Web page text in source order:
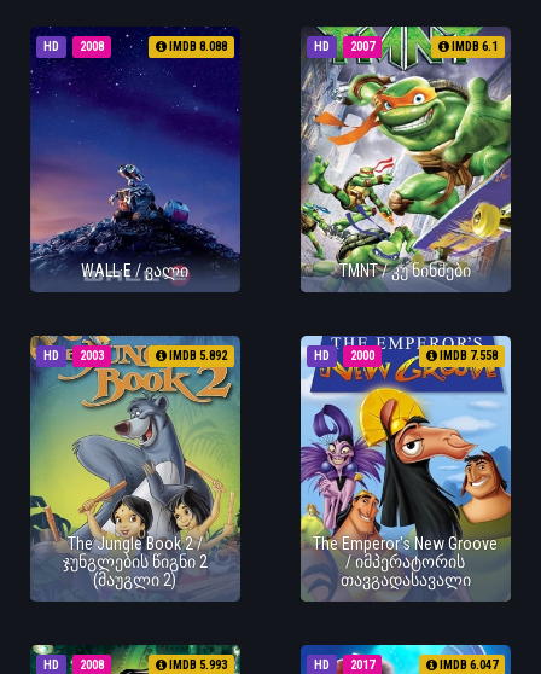
HD 2008 IMDB 8.088
WALL·E / ვალი
HD 2007 IMDB 6.1
TMNT / კუ ნინძები
HD 2003 IMDB 5.892
The Jungle Book 2 /
ჯუნგლების წიგნი 2
(მაუგლი 2)
HD 2000 IMDB 7.558
The Emperor's New Groove
/ იმპერატორის
თავგადასავალი
HD 2008 IMDB 5.993 HD 2017 IMDB 6.047